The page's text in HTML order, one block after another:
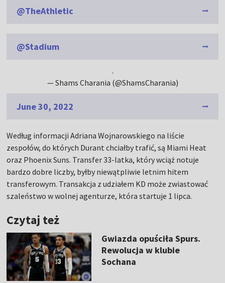
@TheAthletic
@Stadium
.
— Shams Charania (@ShamsCharania)
June 30, 2022
Według informacji Adriana Wojnarowskiego na liście
zespołów, do których Durant chciałby trafić, są Miami Heat
oraz Phoenix Suns. Transfer 33-latka, który wciąż notuje
bardzo dobre liczby, byłby niewątpliwie letnim hitem
transferowym. Transakcja z udziałem KD może zwiastować
szaleństwo w wolnej agenturze, która startuje 1 lipca.
Czytaj też
Gwiazda opuściła Spurs.
Rewolucja w klubie
Sochana